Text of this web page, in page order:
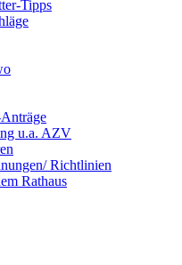
Tipps
u.a. AZV
Richtlinien
Rathaus